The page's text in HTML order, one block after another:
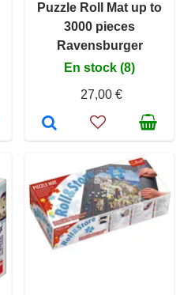
Puzzle Roll Mat up to
3000 pieces
Ravensburger
En stock (8)
27,00 €